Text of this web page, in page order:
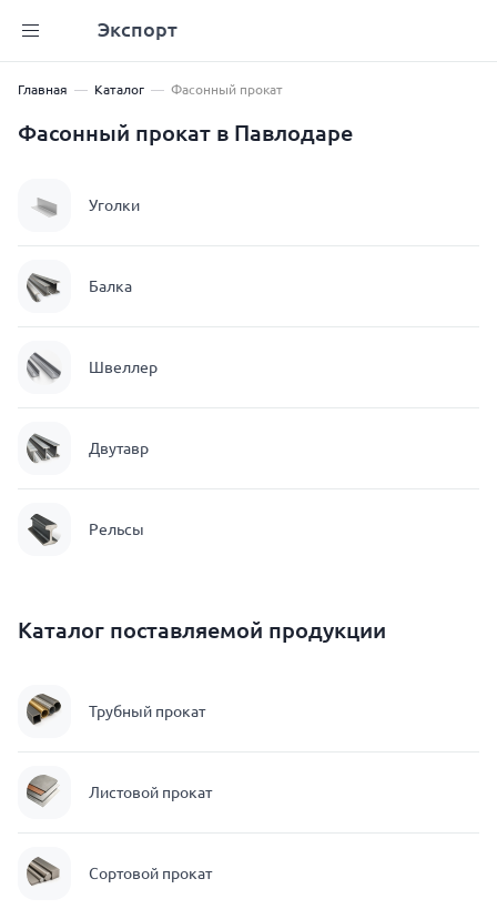
Экспорт
Главная Каталог Фасонный прокат
Фасонный прокат в Павлодаре
Уголки
Балка
Швеллер
Двутавр
Рельсы
Каталог поставляемой продукции
Трубный прокат
Листовой прокат
Сортовой прокат